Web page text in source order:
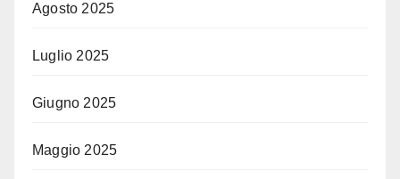
Agosto 2025
Luglio 2025
Giugno 2025
Maggio 2025